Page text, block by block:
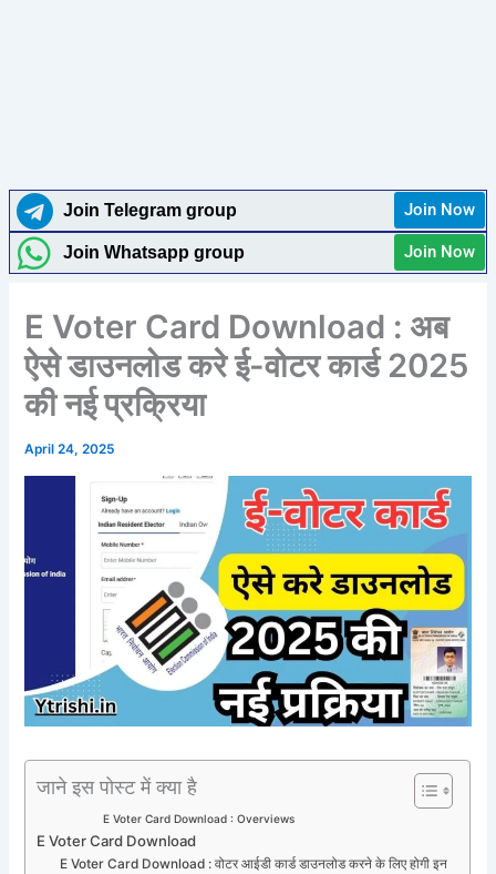
Join Telegram group Join Now
Join Whatsapp group Join Now
E Voter Card Download : अब
ऐसे डाउनलोड करे ई-वोटर कार्ड 2025
की नई प्रक्रिया
April 24, 2025
जाने इस पोस्ट में क्या है
E Voter Card Download : Overviews
E Voter Card Download
E Voter Card Download : वोटर आईडी कार्ड डाउनलोड करने के लिए होगी इन